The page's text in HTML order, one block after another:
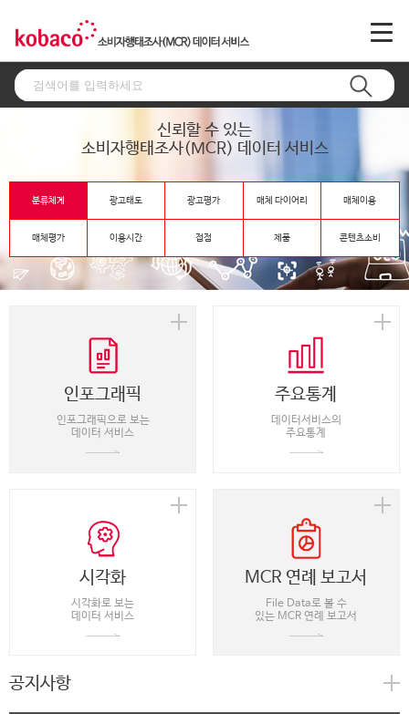
신뢰할 수 있는
소비자행태조사(MCR) 데이터 서비스
분류체계 광고태도 광고평가 매체 다이어리 매체이용
매체평가 이용시간 접점 제품 콘텐츠소비
인포그래픽
인포그래픽으로 보는
데이터 서비스
주요통계
데이터서비스의
주요통계
시각화
시각화로 보는
데이터 서비스
MCR 연례 보고서
File Data로 볼 수
있는 MCR 연례 보고서
공지사항